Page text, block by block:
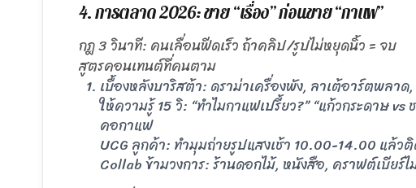
4. การตลาด 2026: ขาย “เรื่อง” ก่อนขาย “กาแฟ”
กฎ 3 วินาที: คนเลื่อนฟีดเร็ว ถ้าคลิป/รูปไม่หยุดนิ้ว = จบ
สูตรคอนเทนต์ที่คนตาม
เบื้องหลังบาริสต้า: ดราม่าเครื่องพัง, ลาเต้อาร์ตพลาด
ให้ความรู้ 15 วิ: “ทำไมกาแฟเปรี้ยว?” “แก้วกระดาษ
คอกาแฟ
UCG ลูกค้า: ทำมุมถ่ายรูปแสงเช้า 10.00-14.00 แล้
Collab ข้ามวงการ: ร้านดอกไม้, หนังสือ, คราฟต์เบีย